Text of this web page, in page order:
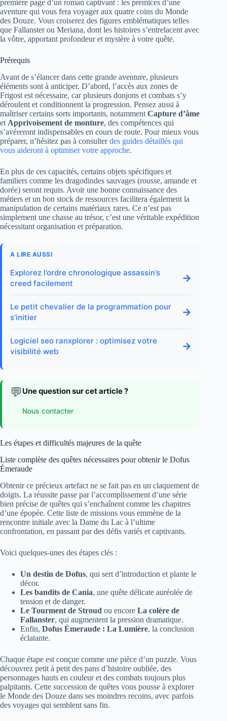
première page d’un roman captivant : les prémices d’une
aventure qui vous fera voyager aux quatre coins du Monde
des Douze. Vous croiserez des figures emblématiques telles
que Fallanster ou Meriana, dont les histoires s’entrelacent avec
la vôtre, apportant profondeur et mystère à votre quête.
Prérequis
Avant de s’élancer dans cette grande aventure, plusieurs
éléments sont à anticiper. D’abord, l’accès aux zones de
Frigost est nécessaire, car plusieurs donjons et combats s’y
déroulent et conditionnent la progression. Pensez aussi à
maîtriser certains sorts importants, notamment Capture d’âme
et Apprivoisement de monture, des compétences qui
s’avéreront indispensables en cours de route. Pour mieux vous
préparer, n’hésitez pas à consulterdes guides détaillés qui
vous aideront à optimiser votre approche.
En plus de ces capacités, certains objets spécifiques et
familiers comme les dragodindes sauvages (rousse, amande et
dorée) seront requis. Avoir une bonne connaissance des
métiers et un bon stock de ressources facilitera également la
manipulation de certains matériaux rares. Ce n’est pas
simplement une chasse au trésor, c’est une véritable expédition
nécessitant organisation et préparation.
A LIRE AUSSI
Explorez l’ordre chronologique assassin’s
creed facilement
→
Le petit chevalier de la programmation pour
s’initier
→
Logiciel seo ranxplorer : optimisez votre
visibilité web
→
💬 Une question sur cet article ?
Nous contacter
Les étapes et difficultés majeures de la quête
Liste complète des quêtes nécessaires pour obtenir le Dofus
Émeraude
Obtenir ce précieux artefact ne se fait pas en un claquement de
doigts. La réussite passe par l’accomplissement d’une série
bien précise de quêtes qui s’enchaînent comme les chapitres
d’une épopée. Cette liste de missions vous emmène de la
rencontre initiale avec la Dame du Lac à l’ultime
confrontation, en passant par des défis variés et captivants.
Voici quelques-unes des étapes clés :
Un destin de Dofus, qui sert d’introduction et plante le
décor.
Les bandits de Cania, une quête délicate auréolée de
tension et de danger.
Le Tourment de Stroud ou encore La colère de
Fallanster, qui augmentent la pression dramatique.
Enfin, Dofus Émeraude : La Lumière, la conclusion
éclatante.
Chaque étape est conçue comme une pièce d’un puzzle. Vous
découvrez petit à petit des pans d’histoire oubliée, des
personnages hauts en couleur et des combats toujours plus
palpitants. Cette succession de quêtes vous pousse à explorer
le Monde des Douze dans ses moindres recoins, avec parfois
des voyages qui semblent sans fin.